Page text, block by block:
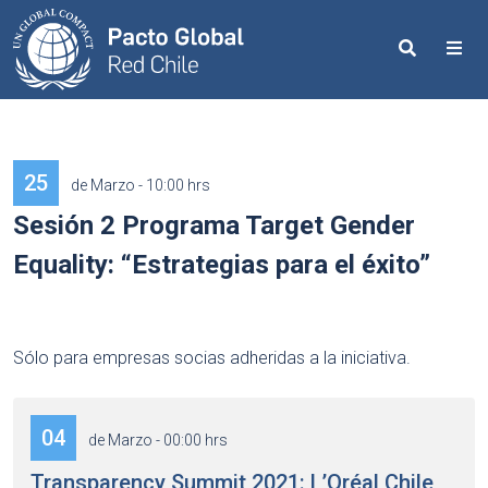
Search
25 de Marzo - 10:00 hrs
Sesión 2 Programa Target Gender
Equality: “Estrategias para el éxito”
Sólo para empresas socias adheridas a la iniciativa.
04 de Marzo - 00:00 hrs
Transparency Summit 2021: L’Oréal Chile